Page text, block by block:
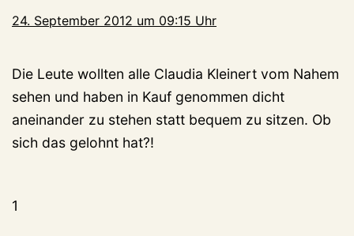
24. September 2012 um 09:15 Uhr
Die Leute wollten alle Claudia Kleinert vom Nahem
sehen und haben in Kauf genommen dicht
aneinander zu stehen statt bequem zu sitzen. Ob
sich das gelohnt hat?!
1